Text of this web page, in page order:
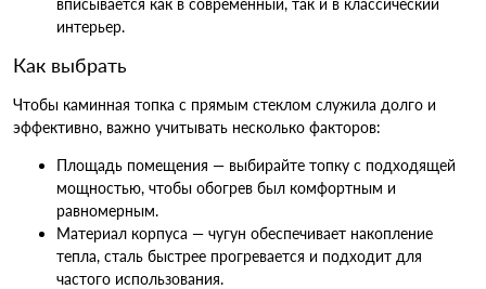
интерьер.
Как выбрать
Чтобы каминная топка с прямым стеклом служила долго и
эффективно, важно учитывать несколько факторов:
Площадь помещения — выбирайте топку с подходящей
мощностью, чтобы обогрев был комфортным и
равномерным.
Материал корпуса — чугун обеспечивает накопление
тепла, сталь быстрее прогревается и подходит для
частого использования.